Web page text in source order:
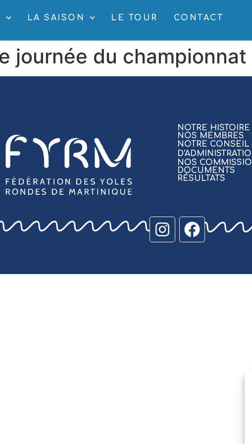
LA SAISON LE TOUR CONTACT
journée du championnat
NOTRE HISTOIRE
NOS MEMBRES
NOTRE CONSEIL
NOS
DOCUMENTS
RÉSULTATS